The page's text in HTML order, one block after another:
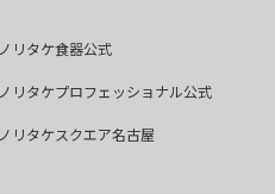
ノリタケ食器公式
ノリタケプロフェッショナル公式
ノリタケスクエア名古屋